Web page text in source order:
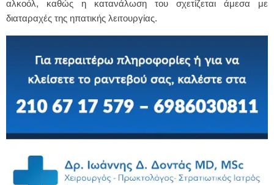
αλκοόλ, καθώς η κατανάλωση του σχετίζεται άμεσα με
διαταραχές της ηπατικής λειτουργίας.